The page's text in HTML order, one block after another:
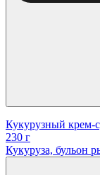
Кукурузный крем-
230 г
Кукуруза, бульон